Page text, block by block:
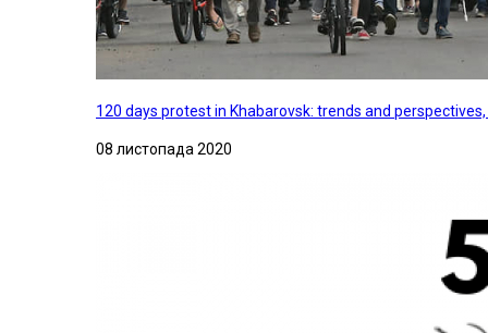
120 days protest in Khabarovsk: trends and
08 листопада 2020